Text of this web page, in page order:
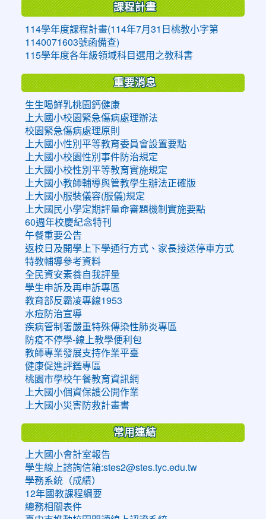
課程計畫
114學年度課程計畫(114年7月31日桃教小字第
1140071603號函備查)
115學年度各年級領域科目選用之教科書
重要消息
生生喝鮮乳桃園鈣健康
上大國小校園緊急傷病處理辦法
校園緊急傷病處理原則
上大國小性別平等教育委員會設置要點
上大國小校園性別事件防治規定
上大國小校性別平等教育實施規定
上大國小教師輔導與管教學生辦法正確版
上大國小服裝儀容(服儀)規定
上大國民小學定期評量命審題機制實施要點
60週年校慶紀念特刊
午餐重要公告
返校日及開學上下學通行方式、家長接送停車方式
特教輔導參考資料
全民資安素養自我評量
學生申訴及再申訴專區
教育部反霸凌專線1953
水痘防治宣導
疾病管制署嚴重特殊傳染性肺炎專區
防疫不停學-線上教學便利包
教師專業發展支持作業平臺
健康促進評鑑專區
桃園市學校午餐教育資訊網
上大國小個資保護公開作業
上大國小災害防救計畫書
常用連結
上大國小會計室報告
學生線上諮詢信箱:stes2@stes.tyc.edu.tw
學務系統（成績）
12年國教課程綱要
總務相關表件